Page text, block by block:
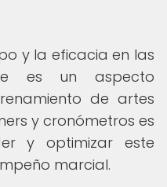
y la eficacia en las
es un aspecto
de artes
y cronómetros es
y optimizar este
marcial.